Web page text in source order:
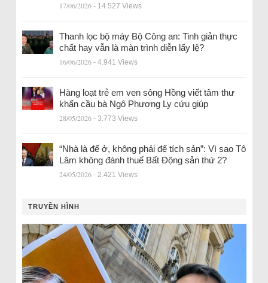
17/06/2026 - 14.527 Views
Thanh lọc bộ máy Bộ Công an: Tinh giản thực
chất hay vẫn là màn trình diễn lấy lệ?
16/06/2026 - 4.941 Views
Hàng loạt trẻ em ven sông Hồng viết tâm thư
khẩn cầu bà Ngô Phương Ly cứu giúp
28/05/2026 - 3.773 Views
“Nhà là để ở, không phải để tích sản”: Vì sao Tô
Lâm không đánh thuế Bất Động sản thứ 2?
24/05/2026 - 2.421 Views
TRUYỀN HÌNH